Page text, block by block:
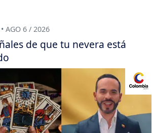
AGO 6 / 2026
de que tu nevera está